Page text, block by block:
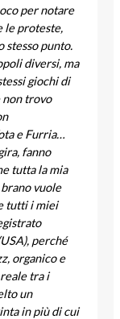
per notare
le proteste,
punto.
diversi, ma
giochi di
non trovo
e Furria…
fanno
tutta la mia
vuole
tutti i miei
perché
organico e
tra i
un
in più di cui